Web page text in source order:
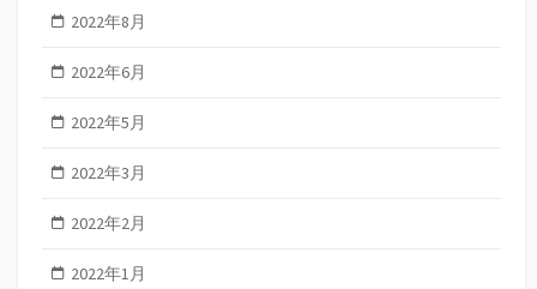
2022年8月
2022年6月
2022年5月
2022年3月
2022年2月
2022年1月